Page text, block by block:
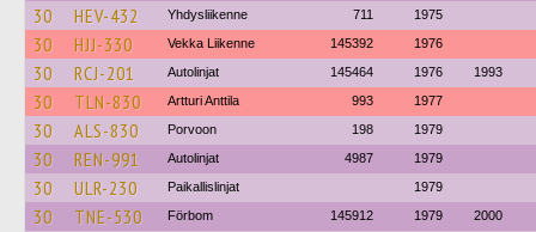
30 HEV-432 Yhdysliikenne 711 1975
30 HJJ-330 Vekka Liikenne 145392 1976
30 RCJ-201 Autolinjat 145464 1976 1993
30 TLN-830 Artturi Anttila 993 1977
30 ALS-830 Porvoon 198 1979
30 REN-991 Autolinjat 4987 1979
30 ULR-230 Paikallislinjat 1979
30 TNE-530 Förbom 145912 1979 2000